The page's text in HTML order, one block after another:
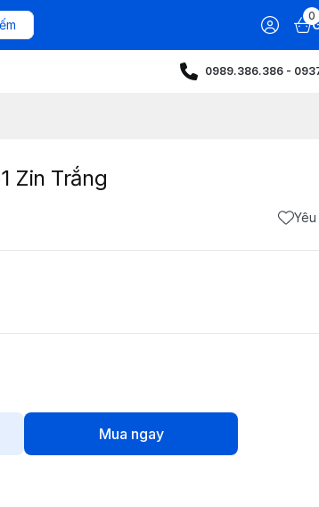
0
0989.386.386 -
Zin Trắng
Mua ngay